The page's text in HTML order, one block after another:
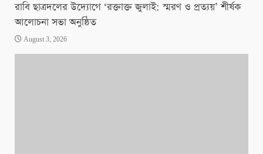
রাবি ছাত্রদলের উদ্যোগে ‘রক্তাক্ত জুলাই: স্মরণ ও প্রত্যয়’ শীর্ষক
আলোচনা সভা অনুষ্ঠিত
August 3, 2026